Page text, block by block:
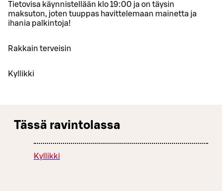
Tietovisa käynnistellään klo 19:00 ja on täysin
maksuton, joten tuuppas havittelemaan mainetta ja
ihania palkintoja!
Rakkain terveisin
Kyllikki
Tässä ravintolassa
Kyllikki